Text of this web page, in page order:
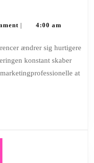
4:00 am
konstant skaber
at